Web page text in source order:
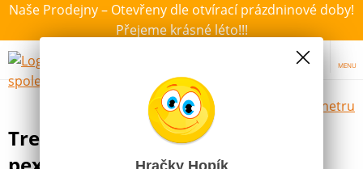
Naše Prodejny – Otevřeny dle otvírací prázdninové doby!
Přejeme krásné léto!!!
MENU
Výběr hraček dle zvoleného parametru
Trefl Puzzle 2v1 Požárník Sam +
Hračky Hopík